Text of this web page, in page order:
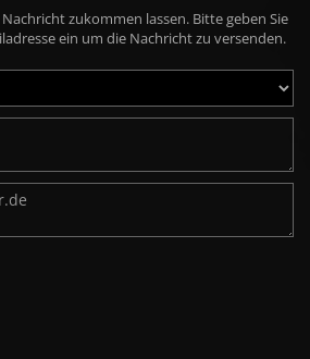
zukommen lassen. Bitte geben Sie
ein um die Nachricht zu versenden.